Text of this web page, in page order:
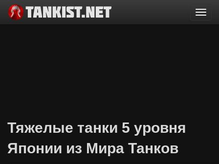
Тяжелые танки 5 уровня
Японии из Мира Танков